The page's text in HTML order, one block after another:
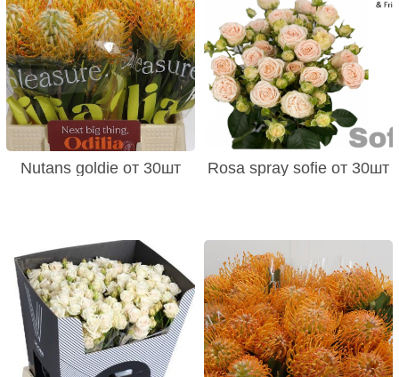
Nutans goldie от 30шт Rosa spray sofie от 30шт